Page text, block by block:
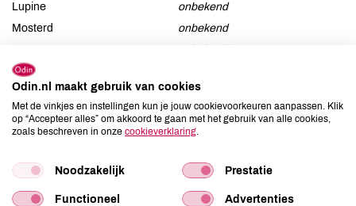
Lupine
onbekend
Mosterd
onbekend
Schaaldieren
Selderij
onbekend
Sesam
onbekend
Soja
onbekend
Weekdieren
onbekend
Zwaveldioxide / sulfieten
onbekend
Odin.nl maakt gebruik van cookies
Met de vinkjes en instellingen kun je jouw cookievoorkeuren aanpassen. Klik
op “Accepteer alles” om akkoord te gaan met het gebruik van alle cookies,
zoals beschreven in onze cookieverklaring.
Noodzakelijk Prestatie
Functioneel Advertenties